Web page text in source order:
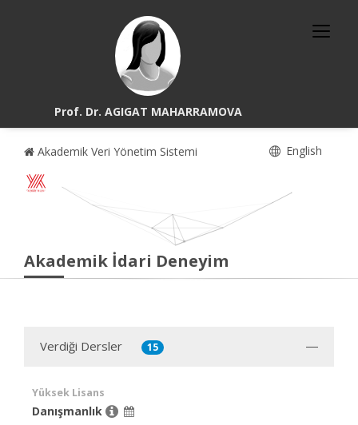
Prof. Dr. AGIGAT MAHARRAMOVA
Akademik Veri Yönetim Sistemi English
Akademik İdari Deneyim
Verdiği Dersler 15
Yüksek Lisans
Danışmanlık